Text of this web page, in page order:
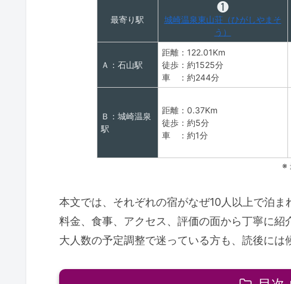
最寄り駅
❶
城崎温泉東山荘（ひがしやまそ
う）
Ａ：石山駅
距離：122.01Km
徒歩：約1525分
車 ：約244分
Ｂ：城崎温泉
駅
距離：0.37Km
徒歩：約5分
車 ：約1分
※
本文では、それぞれの宿がなぜ10人以上で泊ま
料金、食事、アクセス、評価の面から丁寧に紹
大人数の予定調整で迷っている方も、読後には